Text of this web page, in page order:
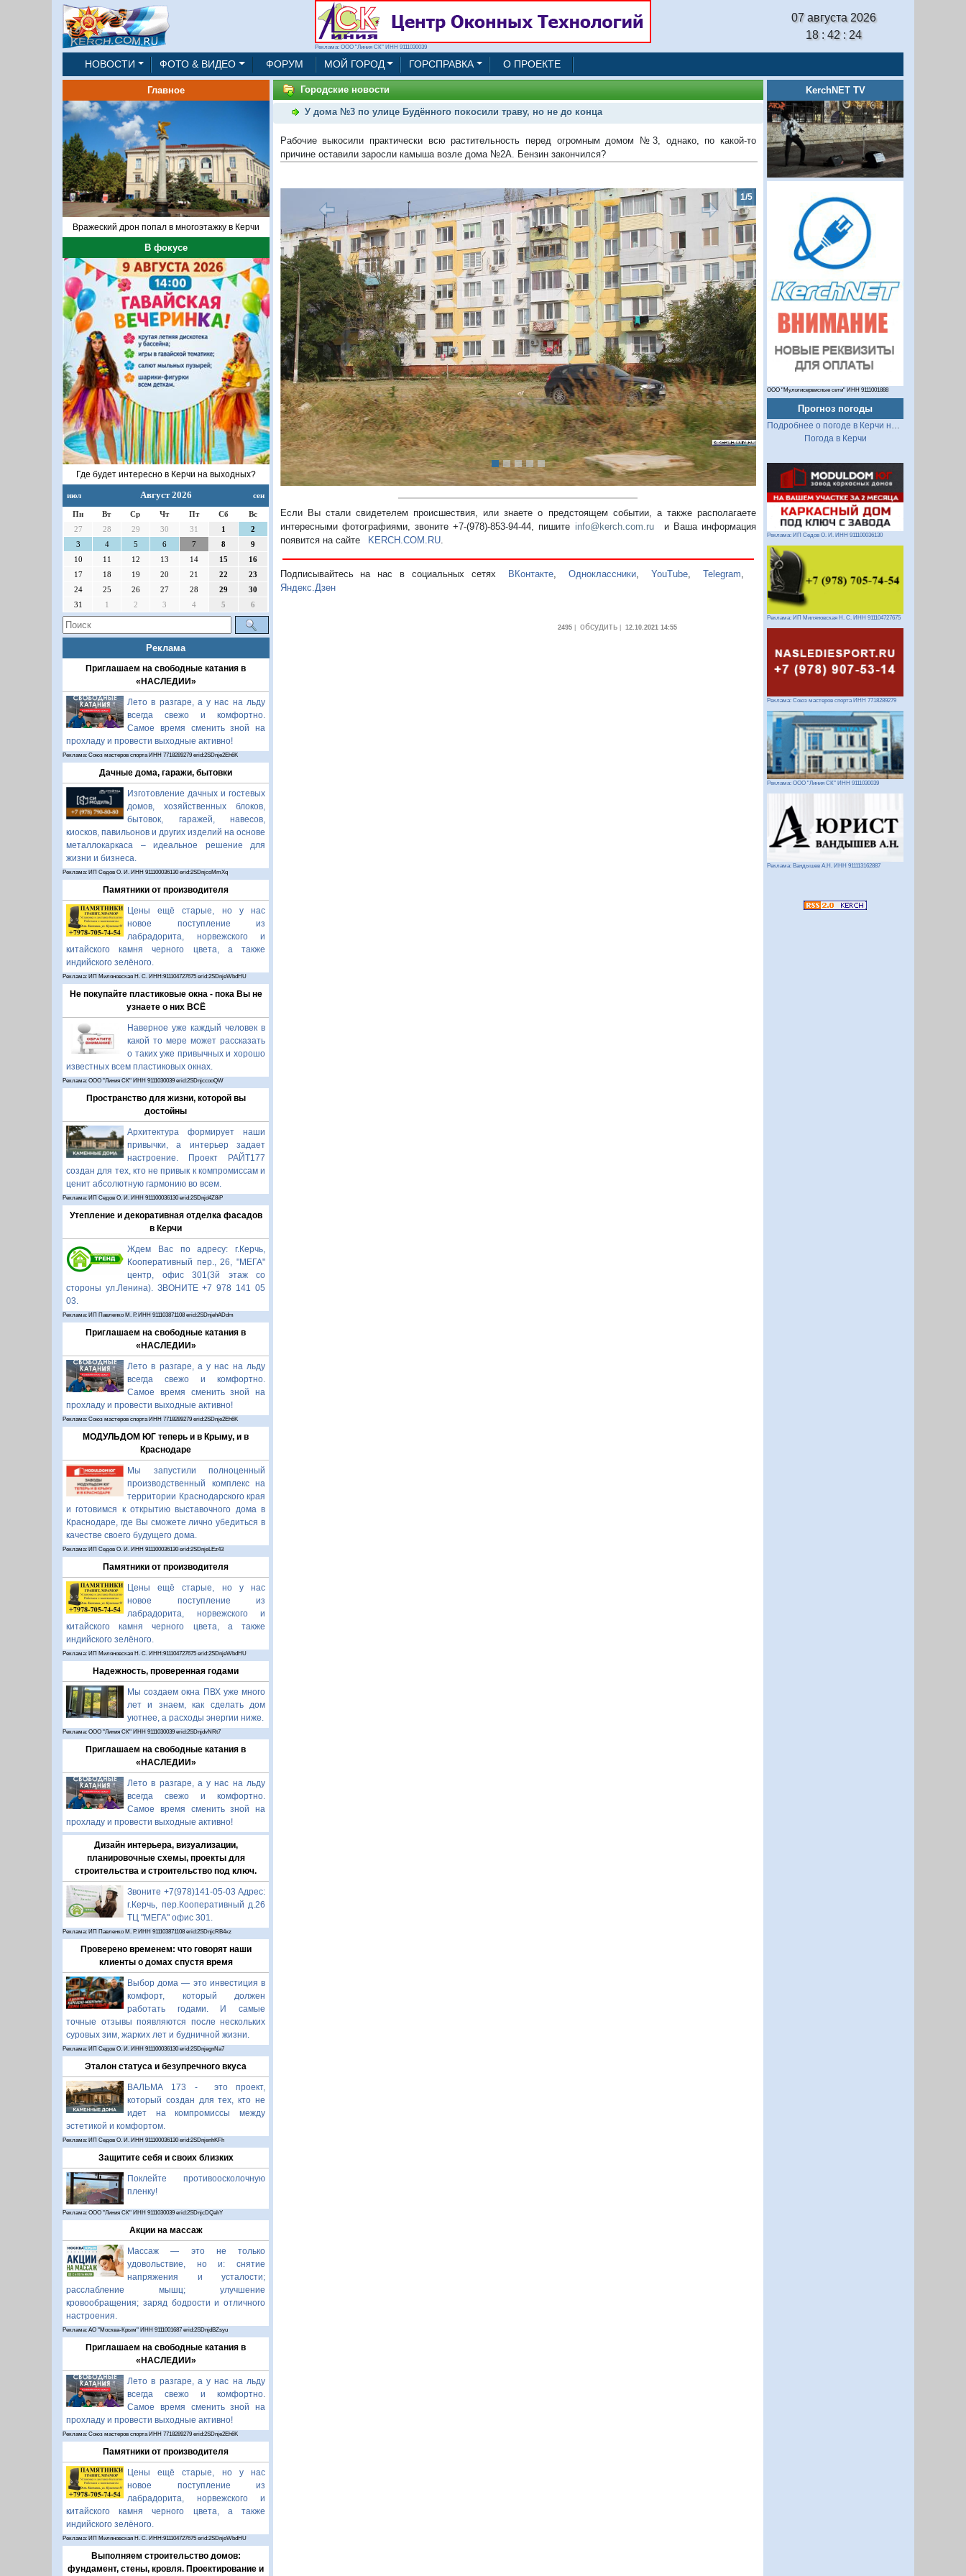
Реклама: ООО "Линия СК" ИНН 9111030039
07 августа 2026
18 : 42 : 25
НОВОСТИ ФОТО & ВИДЕО ФОРУМ МОЙ ГОРОД ГОРСПРАВКА О ПРОЕКТЕ
Главное
Вражеский дрон попал в многоэтажку в Керчи
В фокусе
Где будет интересно в Керчи на выходных?
июл Август 2026 сен
Пн Вт Ср Чт Пт Сб
Вс
27
28 29 30 31 1
2
3
4 5 6 7 8
9
10
11 12 13 14 15
16
17
18 19 20 21 22
23
24
25 26 27 28 29
30
31
1 2 3 4 5 6
Реклама
Приглашаем на свободные катания в
«НАСЛЕДИИ»
Лето в разгаре, а у нас на льду
всегда свежо и комфортно.
Самое время сменить зной на
прохладу и провести выходные активно!
Реклама: Союз мастеров спорта ИНН 7718289279 erid:2SDnje2Eh6K
Дачные дома, гаражи, бытовки
Изготовление дачных и гостевых
домов, хозяйственных блоков,
бытовок, гаражей, навесов,
киосков, павильонов и других изделий на основе
металлокаркаса – идеальное решение для
жизни и бизнеса.
Реклама: ИП Седов О. И. ИНН 911100036130 erid:2SDnjcoMmXq
Памятники от производителя
Цены ещё старые, но у нас
новое поступление из
лабрадорита, норвежского и
китайского камня черного цвета, а также
индийского зелёного.
Реклама: ИП Миляновская Н. С. ИНН:911104727675 erid:2SDnjeWbdHU
Не покупайте пластиковые окна - пока Вы не
узнаете о них ВСЁ
Наверное уже каждый человек в
какой то мере может рассказать
о таких уже привычных и хорошо
известных всем пластиковых окнах.
Реклама: ООО "Линия СК" ИНН 9111030039 erid:2SDnjccooQW
Пространство для жизни, которой вы
достойны
Архитектура формирует наши
привычки, а интерьер задает
настроение. Проект РАЙТ177
создан для тех, кто не привык к компромиссам и
ценит абсолютную гармонию во всем.
Реклама: ИП Седов О. И. ИНН 911100036130 erid:2SDnjd4Z8iP
Утепление и декоративная отделка фасадов
в Керчи
Ждем Вас по адресу: г.Керчь,
Кооперативный пер., 26, "МЕГА"
центр, офис 301(3й этаж со
стороны ул.Ленина). ЗВОНИТЕ +7 978 141 05
03.
Реклама: ИП Павленко М. Р. ИНН 911103871108 erid:2SDnjehADdm
Приглашаем на свободные катания в
«НАСЛЕДИИ»
Лето в разгаре, а у нас на льду
всегда свежо и комфортно.
Самое время сменить зной на
прохладу и провести выходные активно!
Реклама: Союз мастеров спорта ИНН 7718289279 erid:2SDnje2Eh6K
МОДУЛЬДОМ ЮГ теперь и в Крыму, и в
Краснодаре
Мы запустили полноценный
производственный комплекс на
территории Краснодарского края
и готовимся к открытию выставочного дома в
Краснодаре, где Вы сможете лично убедиться в
качестве своего будущего дома.
Реклама: ИП Седов О. И. ИНН 911100036130 erid:2SDnjeLEz43
Памятники от производителя
Цены ещё старые, но у нас
новое поступление из
лабрадорита, норвежского и
китайского камня черного цвета, а также
индийского зелёного.
Реклама: ИП Миляновская Н. С. ИНН:911104727675 erid:2SDnjeWbdHU
Надежность, проверенная годами
Мы создаем окна ПВХ уже много
лет и знаем, как сделать дом
уютнее, а расходы энергии ниже.
Реклама: ООО "Линия СК" ИНН 9111030039 erid:2SDnjdvNRt7
Приглашаем на свободные катания в
«НАСЛЕДИИ»
Лето в разгаре, а у нас на льду
всегда свежо и комфортно.
Самое время сменить зной на
прохладу и провести выходные активно!
Дизайн интерьера, визуализации,
планировочные схемы, проекты для
строительства и строительство под ключ.
Звоните +7(978)141-05-03 Адрес:
г.Керчь, пер.Кооперативный д.26
ТЦ "МЕГА" офис 301.
Реклама: ИП Павленко М. Р. ИНН 911103871108 erid:2SDnjcRB4xz
Проверено временем: что говорят наши
клиенты о домах спустя время
Выбор дома — это инвестиция в
комфорт, который должен
работать годами. И самые
точные отзывы появляются после нескольких
суровых зим, жарких лет и будничной жизни.
Реклама: ИП Седов О. И. ИНН 911100036130 erid:2SDnjegnNa7
Эталон статуса и безупречного вкуса
ВАЛЬМА 173 - это проект,
который создан для тех, кто не
идет на компромиссы между
эстетикой и комфортом.
Реклама: ИП Седов О. И. ИНН 911100036130 erid:2SDnjenhKFh
Защитите себя и своих близких
Поклейте противоосколочную
пленку!
Реклама: ООО "Линия СК" ИНН 9111030039 erid:2SDnjcDQahY
Акции на массаж
Массаж — это не только
удовольствие, но и: снятие
напряжения и усталости;
расслабление мышц; улучшение
кровообращения; заряд бодрости и отличного
настроения.
Реклама: АО "Москва-Крым" ИНН 9111001687 erid:2SDnjdBZsyu
Приглашаем на свободные катания в
«НАСЛЕДИИ»
Лето в разгаре, а у нас на льду
всегда свежо и комфортно.
Самое время сменить зной на
прохладу и провести выходные активно!
Реклама: Союз мастеров спорта ИНН 7718289279 erid:2SDnje2Eh6K
Памятники от производителя
Цены ещё старые, но у нас
новое поступление из
лабрадорита, норвежского и
китайского камня черного цвета, а также
индийского зелёного.
Реклама: ИП Миляновская Н. С. ИНН:911104727675 erid:2SDnjeWbdHU
Выполняем строительство домов:
фундамент, стены, кровля. Проектирование и
Городские новости
У дома №3 по улице Будённого покосили траву, но не до конца
Рабочие выкосили практически всю растительность перед огромным домом №3, однако, по какой-то
причине оставили заросли камыша возле дома №2А. Бензин закончился?
2/5
Предыдущий Следующий
Если Вы стали свидетелем происшествия, или знаете о предстоящем событии, а также располагаете
интересными фотографиями, звоните +7-(978)-853-94-44, пишите info@kerch.com.ru и Ваша информация
появится на сайте KERCH.COM.RU.
Подписывайтесь на нас в социальных сетях ВКонтакте Одноклассники ,YouTube ,Telegram
Яндекс.Дзен
2495| обсудить| 12.10.2021 14:55
KerchNET TV
ООО "Мультисервисные сети" ИНН 9111001888
Прогноз погоды
Подробнее о погоде в Керчи на 2 недели
Погода в Керчи
Реклама: ИП Седов О. И. ИНН 911100036130
Реклама: ИП Миляновская Н. С. ИНН 911104727675
Реклама: Союз мастеров спорта ИНН 7718289279
Реклама: ООО "Линия СК" ИНН 9111030039
Реклама: Вандышев А.Н. ИНН 911113162887